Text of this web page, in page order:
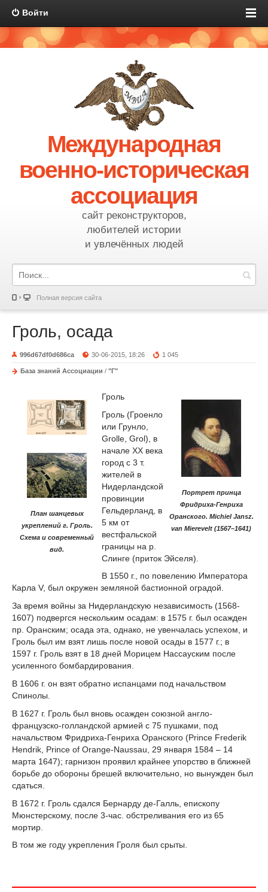
Войти
Международная
военно-историческая
ассоциация
сайт реконструкторов,
любителей истории
и увлечённых людей
Полная версия сайта
Гроль, осада
996d67df0d686ca 30-06-2015, 18:26 1 045
База знаний Ассоциации / "Г"
Портрет принца
Фридриха-Генриха
Оранского. Michiel Jansz.
van Mierevelt (1567–1641)
План шанцевых
укреплений г. Гроль.
Схема и современный
вид.
Гроль
Гроль (Гроенло
или Грунло,
Grolle, Grol), в
начале XX века
город с 3 т.
жителей в
Нидерландской
провинции
Гельдерланд, в
5 км от
вестфальской
границы на р.
Слинге (приток Эйселя).
В 1550 г., по повелению Императора
Карла V, был окружен земляной бастионной оградой.
За время войны за Нидерландскую независимость (1568-
1607) подвергся нескольким осадам: в 1575 г. был осажден
пр. Оранским; осада эта, однако, не увенчалась успехом, и
Гроль был им взят лишь после новой осады в 1577 г.; в
1597 г. Гроль взят в 18 дней Морицем Нассауским после
усиленного бомбардирования.
В 1606 г. он взят обратно испанцами под начальством
Спинолы.
В 1627 г. Гроль был вновь осажден союзной англо-
французско-голландской армией с 75 пушками, под
начальством Фридриха-Генриха Оранского (Prince Frederik
Hendrik, Prince of Orange-Naussau, 29 января 1584 – 14
марта 1647); гарнизон проявил крайнее упорство в ближней
борьбе до обороны брешей включительно, но вынужден был
сдаться.
В 1672 г. Гроль сдался Бернарду де-Галль, епископу
Мюнстерскому, после 3-час. обстреливания его из 65
мортир.
В том же году укрепления Гроля был срыты.